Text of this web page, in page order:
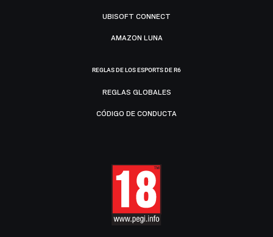
UBISOFT CONNECT
AMAZON LUNA
REGLAS DE LOS ESPORTS DE R6
REGLAS GLOBALES
CÓDIGO DE CONDUCTA